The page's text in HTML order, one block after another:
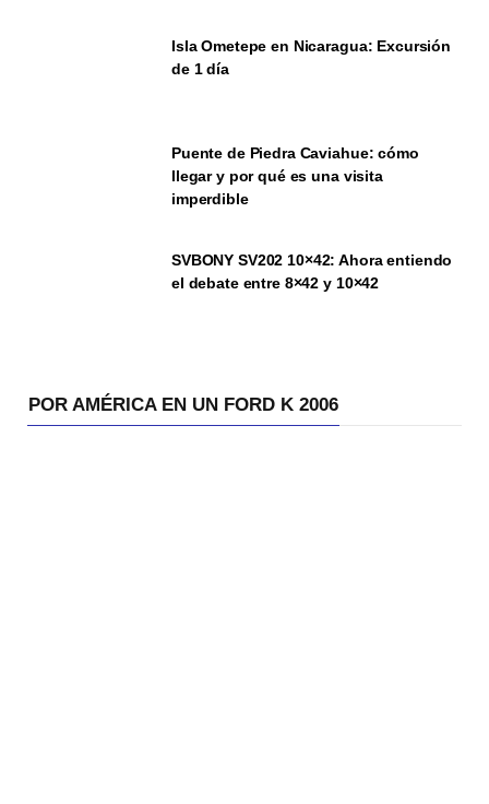
Isla Ometepe en Nicaragua: Excursión
de 1 día
Puente de Piedra Caviahue: cómo
llegar y por qué es una visita
imperdible
SVBONY SV202 10×42: Ahora entiendo
el debate entre 8×42 y 10×42
POR AMÉRICA EN UN FORD K 2006